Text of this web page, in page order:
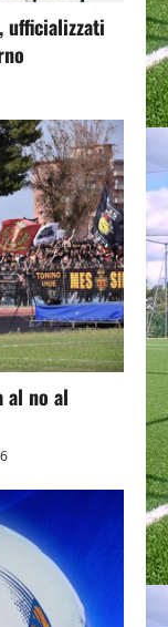
ufficializzati
al no al